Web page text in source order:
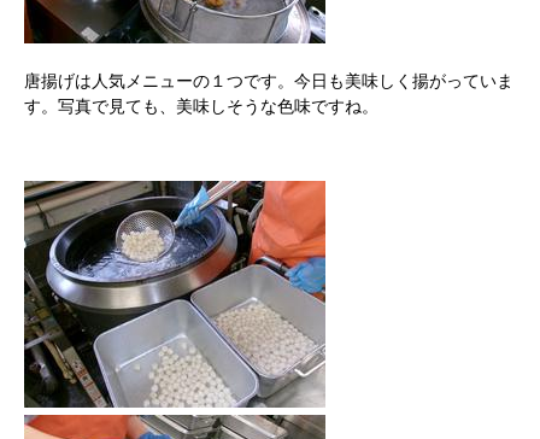
唐揚げは人気メニューの１つです。今日も美味しく揚がっていま
す。写真で見ても、美味しそうな色味ですね。